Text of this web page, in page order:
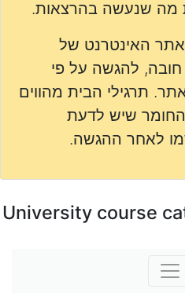
מה שנעשה בהרצאות.
האינטרנט של
חובה, להגשה על פי
תרגילי הבית מהווים
שיש לדעת
לאחר ההגשה.
University course